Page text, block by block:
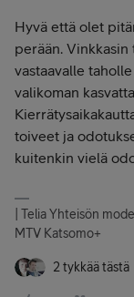
Hyvä että olet
perään.
vastaavalle
valikoman
toiveet ja
kuitenkin vielä
| Telia Yhteisön
MTV Katsomo+
2 tykkää tästä